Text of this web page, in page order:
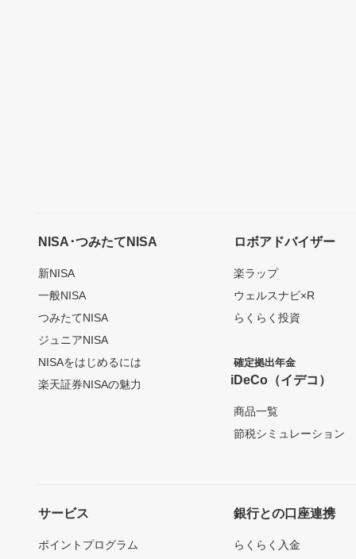
NISA･つみたてNISA
新NISA
一般NISA
つみたてNISA
ジュニアNISA
NISAをはじめるには
楽天証券NISAの魅力
ロボアドバイザー
楽ラップ
ウェルスナビ×R
らくらく投資
確定拠出年金
iDeCo（イデコ）
商品一覧
節税シミュレーション
サービス
ポイントプログラム
銀行との口座連携
らくらく入金